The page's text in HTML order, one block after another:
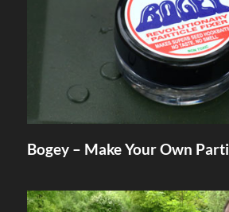
Bogey – Make Your Own